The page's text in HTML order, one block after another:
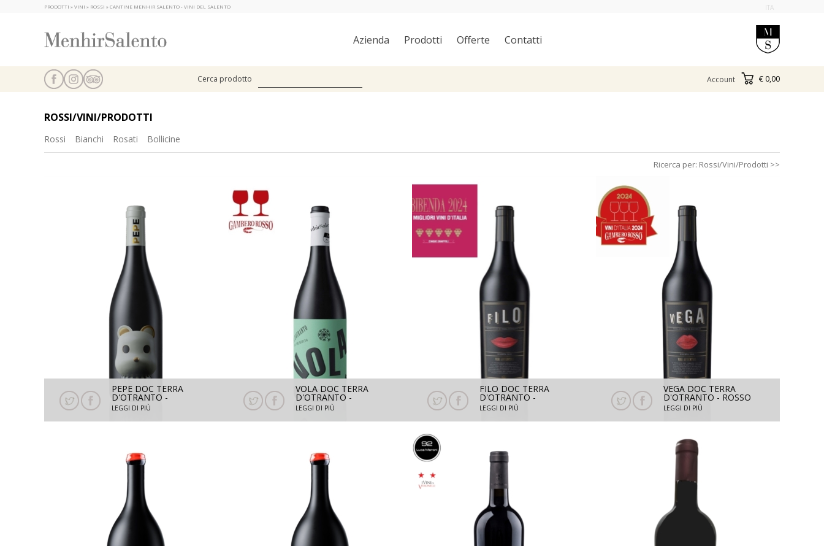
PRODOTTI » VINI » ROSSI » CANTINE MENHIR SALENTO - VINI DEL SALENTO ITA
Azienda Prodotti Offerte Contatti
Cerca prodotto Account € 0,00
ROSSI/VINI/PRODOTTI
Rossi Bianchi Rosati Bollicine
Ricerca per: Rossi/Vini/Prodotti >>
PEPE DOC TERRA
D'OTRANTO -
NEGROAMARO 2024 -
750 ML
LEGGI DI PIÙ
VOLA DOC TERRA
D'OTRANTO -
PRIMITIVO 2023 - 750
ML
LEGGI DI PIÙ
FILO DOC TERRA
D'OTRANTO -
NEGROAMARO RISERVA
2022 - 750 ML
LEGGI DI PIÙ
VEGA DOC TERRA
D'OTRANTO - ROSSO
RISERVA 2022 - 750 ML
LEGGI DI PIÙ